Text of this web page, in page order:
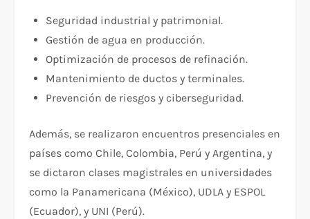
Seguridad industrial y patrimonial.
Gestión de agua en producción.
Optimización de procesos de refinación.
Mantenimiento de ductos y terminales.
Prevención de riesgos y ciberseguridad.
Además, se realizaron encuentros presenciales en
países como Chile, Colombia, Perú y Argentina, y
se dictaron clases magistrales en universidades
como la Panamericana (México), UDLA y ESPOL
(Ecuador), y UNI (Perú).